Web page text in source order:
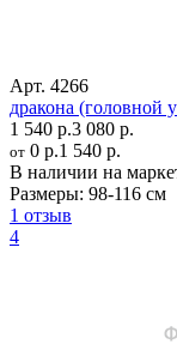
Арт. 4266
дракона (головной
1 540 р.3 080 р.
от 0 р.1 540 р.
В наличии на
Размеры: 98-116 см
1 отзыв
4